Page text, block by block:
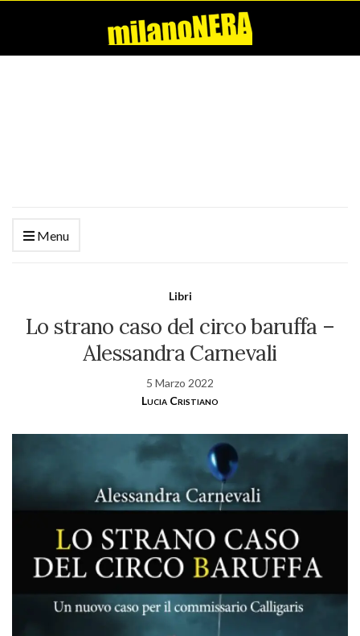
Menu
Libri
Lo strano caso del circo baruffa –
Alessandra Carnevali
5 Marzo 2022
Lucia Cristiano